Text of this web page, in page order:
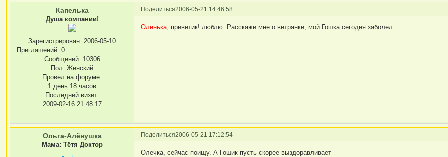
Поделиться2006-05-21 14:46:58
Капелька
Душа компании!
Зарегистрирован: 2006-05-10
Приглашений: 0
Сообщений: 10306
Пол: Женский
Провел на форуме:
1 день 18 часов
Последний визит:
2009-02-16 21:48:17
Оленька, приветик! люблю Расскажи мне о ветрянке, мой Гошка сегодня заболел...
Поделиться2006-05-21 17:12:54
Ольга-Алёнушка
Мама: Тётя Доктор
Олечка, сейчас поищу. А Гошик пусть скорее выздоравливает